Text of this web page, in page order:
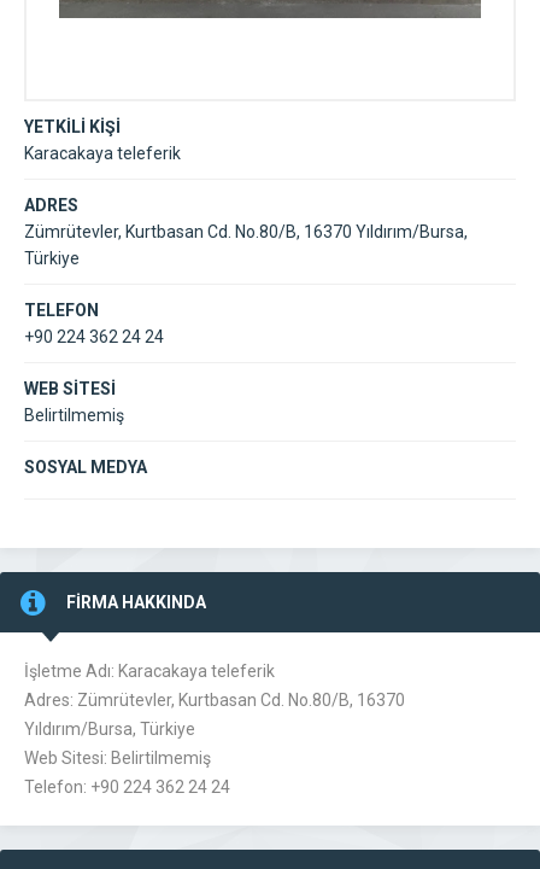
YETKİLİ KİŞİ
Karacakaya teleferik
ADRES
Zümrütevler, Kurtbasan Cd. No.80/B, 16370 Yıldırım/Bursa,
Türkiye
TELEFON
+90 224 362 24 24
WEB SİTESİ
Belirtilmemiş
SOSYAL MEDYA
FİRMA HAKKINDA
İşletme Adı: Karacakaya teleferik
Adres: Zümrütevler, Kurtbasan Cd. No.80/B, 16370
Yıldırım/Bursa, Türkiye
Web Sitesi: Belirtilmemiş
Telefon: +90 224 362 24 24